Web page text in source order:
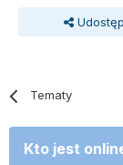
Tematy
Kto jest